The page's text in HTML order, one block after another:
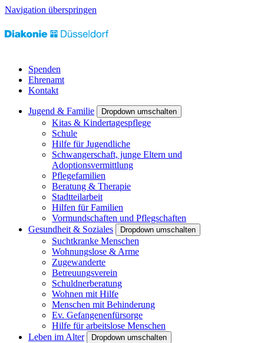
Navigation überspringen
Spenden
Ehrenamt
Kontakt
Jugend & Familie Dropdown umschalten
Kitas & Kindertagespflege
Schule
Hilfe für Jugendliche
Schwangerschaft, junge Eltern und
Adoptionsvermittlung
Pflegefamilien
Beratung & Therapie
Stadtteilarbeit
Hilfen für Familien
Vormundschaften und Pflegschaften
Gesundheit & Soziales
Dropdown umschalten
Suchtkranke Menschen
Wohnungslose & Arme
Zugewanderte
Betreuungsverein
Schuldnerberatung
Wohnen mit Hilfe
Menschen mit Behinderung
Ev. Gefangenenfürsorge
Hilfe für arbeitslose Menschen
Leben im Alter
Dropdown umschalten